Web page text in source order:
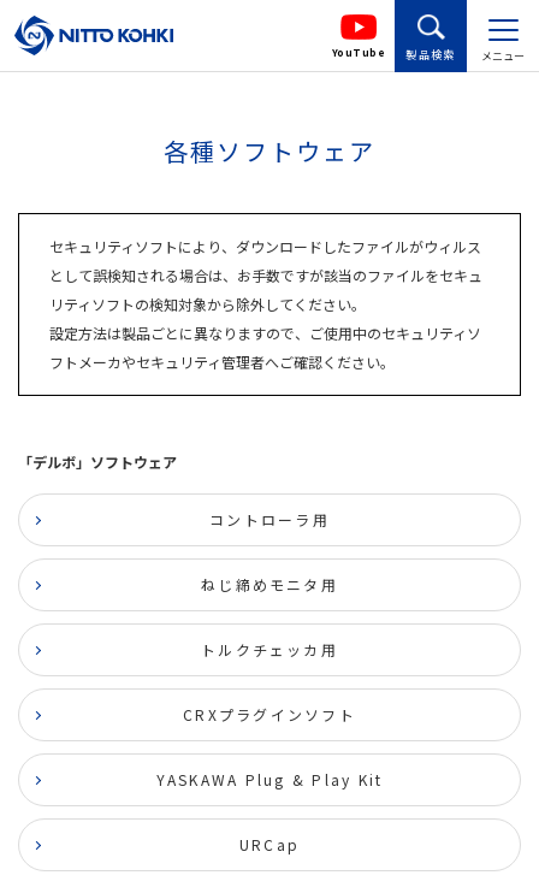
YouTube 製品検索 メニュー
各種ソフトウェア
セキュリティソフトにより、ダウンロードしたファイルがウィルス
として誤検知される場合は、お手数ですが該当のファイルをセキュ
リティソフトの検知対象から除外してください。
設定方法は製品ごとに異なりますので、ご使用中のセキュリティソ
フトメーカやセキュリティ管理者へご確認ください。
「デルボ」ソフトウェア
コントローラ用
ねじ締めモニタ用
トルクチェッカ用
CRXプラグインソフト
YASKAWA Plug & Play Kit
URCap